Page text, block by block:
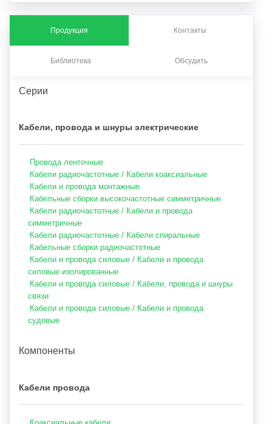
LonWork);
огнестойкие для систем безопасности;
для локальных компьютерных сетей(нетиповые
радиочастотные
систем);
комбинированные(в том числе, для систем
Предприятие производит радиочастотные кабельные сборки
(отрезки кабелей, армированные соединителями) для
радиоэлектронной аппаратуры и антенно-фидерных трактов
с нормированием параметров передачи в рабочей полосе
частот. Ведутся НИОКР в интересах Минобороны России,
выполняются работы в рамках программ импортозамещения
кабельной продукции.Сертифицированная испытательная
лаборатория и действующая на предприятии система
менеджмента качества позволяют гарантировать высокое
качество выполняемых работ и поставляемой продукции.
Предприятие сертифицировано на соответствие ИСО 9001 в
«Военэлектронсерт» и «Ростест-Москва»Кабели,
произведенные НПП «Спецкабель», поставляются
страны ближнего и дальнего зарубежья (Через посредников.
Торговый дом НПП «Спецкабель», дилеров и торговых
партнеров, в том числе, через торговые представительства
в городах:
Продукция Контакты
Библиотека Обсудить
Серии
Кабели, провода и шнуры электрические
Провода ленточные
Кабели радиочастотные / Кабели коаксиальные
Кабели и провода монтажные
Кабельные сборки высокочастотные симметричные
Кабели радиочастотные / Кабели и провода
симметричные
Кабели радиочастотные / Кабели спиральные
Кабельные сборки радиочастотные
Кабели и провода силовые / Кабели и провода
силовые изолированные
Кабели и провода силовые / Кабели, провода и шнуры
связи
Кабели и провода силовые / Кабели и провода
судовые
Компоненты
Кабели провода